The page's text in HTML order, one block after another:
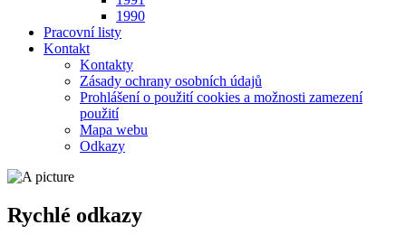
1990
Pracovní listy
Kontakt
Kontakty
Zásady ochrany osobních údajů
Prohlášení o použití cookies a možnosti zamezení
použití
Mapa webu
Odkazy
Rychlé odkazy